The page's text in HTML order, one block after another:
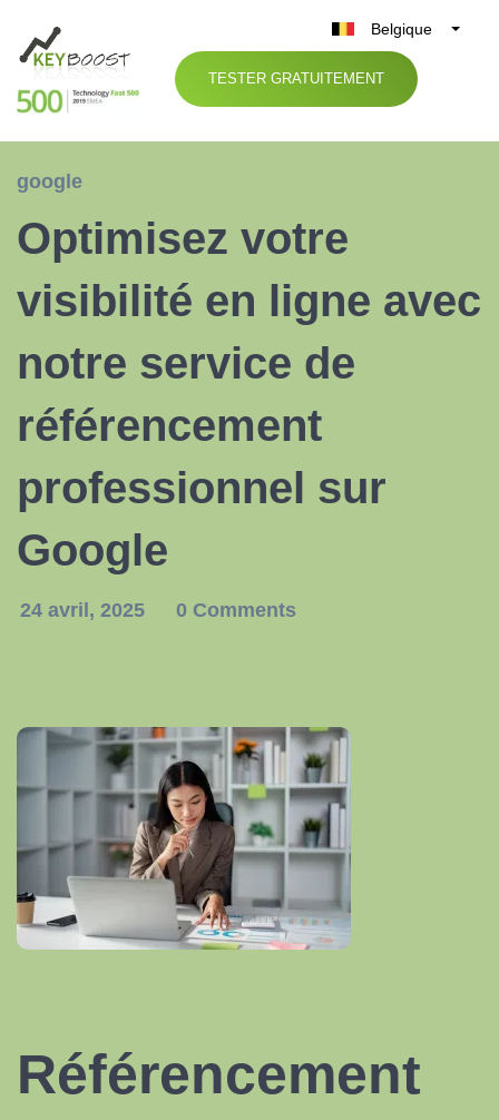
Belgique
België
Nederland
TESTER GRATUITEMENT
google
Optimisez votre
visibilité en ligne avec
notre service de
référencement
professionnel sur
Google
24 avril, 2025 0 Comments
Référencement